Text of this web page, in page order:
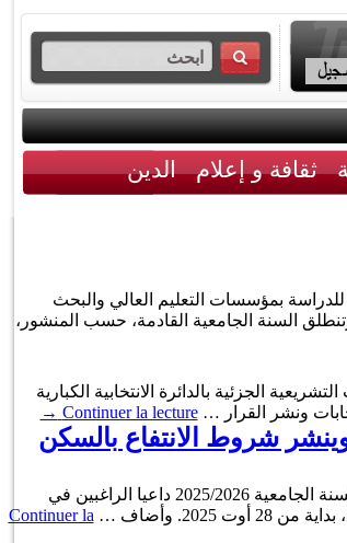
ثقافة و إعلام الدين
2026-2027، في إطار تنظيم السير العادي للدراسة بمؤسسات التعليم العالي والبحث
السنة الجامعية القادمة، حسب المنشور،
الجزئية بالدائرة الانتخابية الكبارية
ونشر القرار …Continuer la lecture
→
شروط الانتفاع بالسكن
أعلن ديوان الخدمات الجامعية للشمال اليوم الجمعة، عن شروط الانتفاع بالسكن الجامعي الاستثنائي بالنسبة للسنة الجامعية 2025/2026 داعيا الراغبين في
وأضاف …
Continuer la